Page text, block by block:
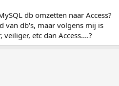
db omzetten naar Access?
van db's, maar volgens mij is
veiliger, etc dan Access....?